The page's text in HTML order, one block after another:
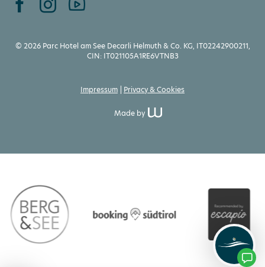
© 2026 Parc Hotel am See Decarli Helmuth & Co. KG, IT02242900211,
CIN: IT021105A1RE6VTNB3
Impressum Privacy & Cookies
Made by